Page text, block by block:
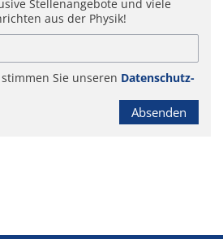
Stellenangebote und viele
aus der Physik!
Sie unseren Datenschutz-
Absenden